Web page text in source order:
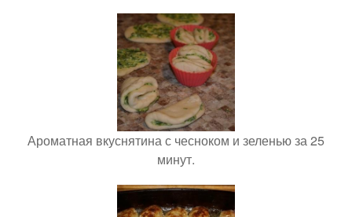
Ароматная вкуснятина с чесноком и зеленью за 25
минут.